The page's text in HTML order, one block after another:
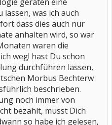
was ich auch
dass dies auch nur
anhalten wird, so war
waren die
weg! hast Du schon
durchführen lassen,
Morbus Bechterw
beschrieben.
noch immer von
bezahlt, musst Dich
so habe ich gelesen,